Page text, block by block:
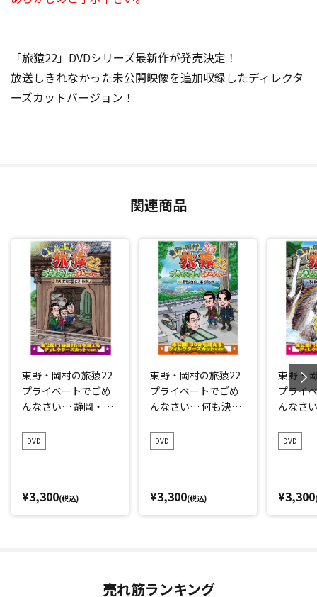
「旅猿22」DVDシリーズ最新作が発売決定！
放送しきれなかった未公開映像を追加収録したディレクタ
ーズカットバージョン！
関連商品
東野・岡村の旅猿22
プライベートでごめ
んなさい… 静岡・愛
レミアム完全版
DVD
¥3,300(税込)
東野・岡村の旅猿22
プライベートでごめ
んなさい… 何も決め
ミアム完全版
DVD
¥3,300(税込)
東野・
プライ
んなさ
旅 プレ
DVD
¥3,300
売れ筋ランキング